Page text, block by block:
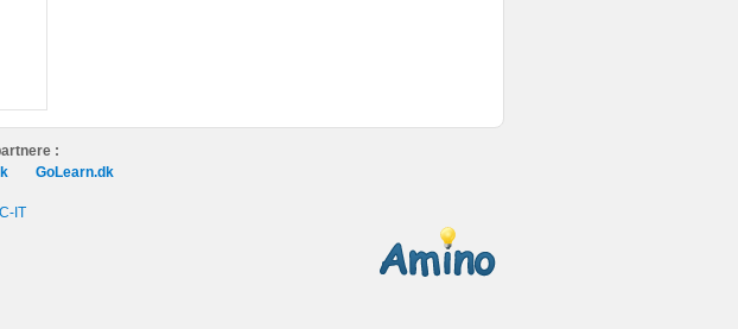
:
GoLearn.dk
IT